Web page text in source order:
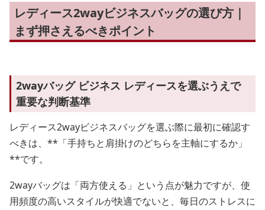
レディース2wayビジネスバッグの選び方｜
まず押さえるべきポイント
2wayバッグ ビジネス レディースを選ぶうえで
重要な判断基準
レディース2wayビジネスバッグを選ぶ際に最初に確認す
べきは、**「手持ちと肩掛けのどちらを主軸にするか」
**です。
2wayバッグは「両方使える」という点が魅力ですが、使
用頻度の高いスタイルが快適でないと、毎日のストレスに